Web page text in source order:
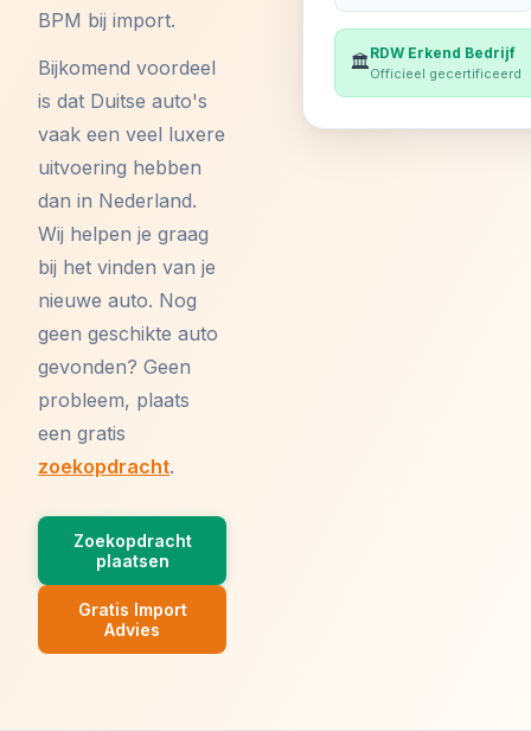
BPM bij import.
Bijkomend voordeel
is dat Duitse auto's
vaak een veel luxere
uitvoering hebben
dan in Nederland.
Wij helpen je graag
bij het vinden van je
nieuwe auto. Nog
geen geschikte auto
gevonden? Geen
probleem, plaats
een gratis
zoekopdracht.
Zoekopdracht
plaatsen
Gratis Import
Advies
🏛️RDW Erkend Bedrijf
Officieel gecertificeerd